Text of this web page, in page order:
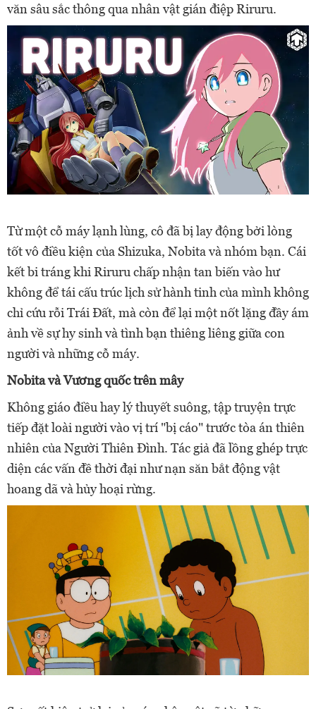
văn sâu sắc thông qua nhân vật gián điệp Riruru.
Từ một cỗ máy lạnh lùng, cô đã bị lay động bởi lòng
tốt vô điều kiện của Shizuka, Nobita và nhóm bạn. Cái
kết bi tráng khi Riruru chấp nhận tan biến vào hư
không để tái cấu trúc lịch sử hành tinh của mình không
chỉ cứu rỗi Trái Đất, mà còn để lại một nốt lặng đầy ám
ảnh về sự hy sinh và tình bạn thiêng liêng giữa con
người và những cỗ máy.
Nobita và Vương quốc trên mây
Không giáo điều hay lý thuyết suông, tập truyện trực
tiếp đặt loài người vào vị trí "bị cáo" trước tòa án thiên
nhiên của Người Thiên Đình. Tác giả đã lồng ghép trực
diện các vấn đề thời đại như nạn săn bắt động vật
hoang dã và hủy hoại rừng.